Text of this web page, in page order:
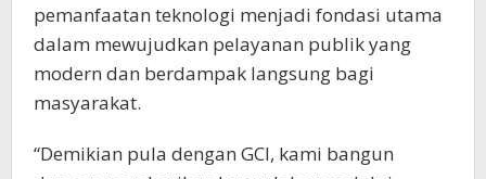
pemanfaatan teknologi menjadi fondasi utama
dalam mewujudkan pelayanan publik yang
modern dan berdampak langsung bagi
masyarakat.
“Demikian pula dengan GCI, kami bangun